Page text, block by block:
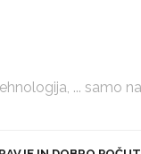
... samo